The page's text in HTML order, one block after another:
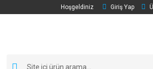
Hoşgeldiniz Giriş Yap